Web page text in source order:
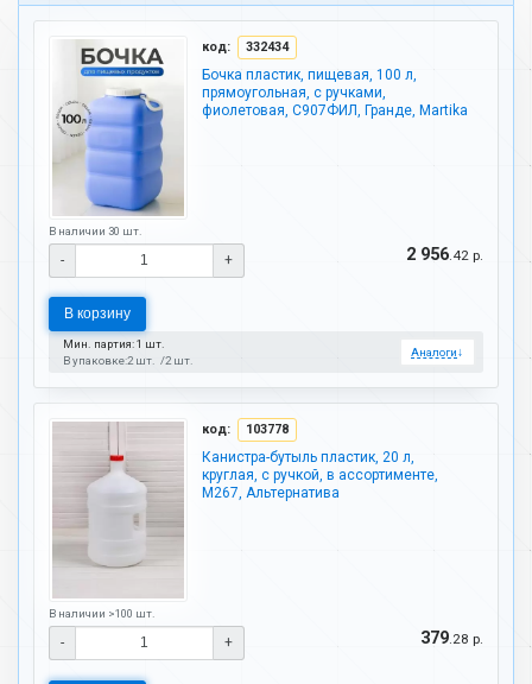
код: 332434
Бочка пластик, пищевая, 100 л,
прямоугольная, с ручками,
фиолетовая, С907ФИЛ, Гранде, Martika
В наличии 30 шт.
- + 2 956.42 р.
В корзину
Мин. партия: 1 шт.
В упаковке:2 шт. 2 шт.
Аналоги↓
код: 103778
Канистра-бутыль пластик, 20 л,
круглая, с ручкой, в ассортименте,
М267, Альтернатива
В наличии >100 шт.
- + 379 .28 р.